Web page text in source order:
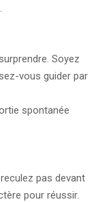
Soyez
vous guider par
spontanée
pas devant
pour réussir.